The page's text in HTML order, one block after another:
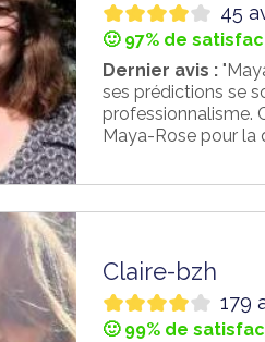
45
🙂 97% de
Dernier avis :
ses prédictions se
professionnalisme.
Maya-Rose pour la
Claire-bzh
179
🙂 99% de